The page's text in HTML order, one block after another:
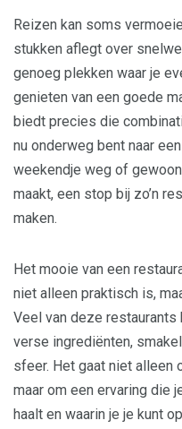
Reizen kan soms
stukken aflegt over
genoeg plekken waar je
genieten van een goede
biedt precies die
nu onderweg bent naar
weekendje weg of
maakt, een stop bij zo’n
maken.
Het mooie van een
niet alleen praktisch is,
Veel van deze
verse ingrediënten,
sfeer. Het gaat niet alleen
maar om een ervaring die
haalt en waarin je je kunt